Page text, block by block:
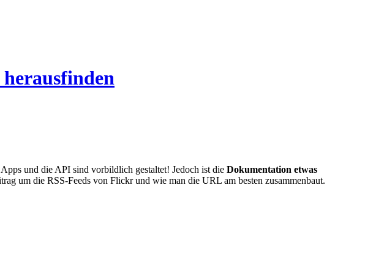
und die API sind vorbildlich gestaltet! Jedoch ist die Dokumentation etwas
um die RSS-Feeds von Flickr und wie man die URL am besten zusammenbaut.